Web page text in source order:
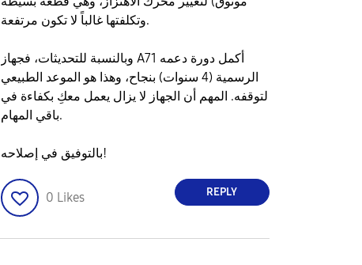
وتكلفتها غالباً لا تكون مرتفعة.
​وبالنسبة للتحديثات، فجهاز A71 أكمل دورة دعمه
الرسمية (4 سنوات) بنجاح، وهذا هو الموعد الطبيعي
لتوقفه. المهم أن الجهاز لا يزال يعمل معكِ بكفاءة في
باقي المهام.
​بالتوفيق في إصلاحه!
0 Likes REPLY